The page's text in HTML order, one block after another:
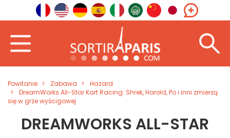
Powitanie Zabawa
Hazard
DreamWorks All-Star Kart Racing: Shrek, Harold, Po i inni zmierzą
się w grze wyścigowej
DREAMWORKS ALL-STAR